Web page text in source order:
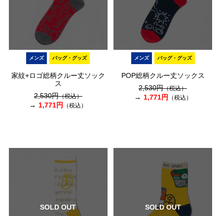
メンズ バッグ・グッズ
家紋+ロゴ総柄クルー丈ソック
ス
2,530円（税込）
1,771円 （税込）
メンズ バッグ・グッズ
POP総柄クルー丈ソックス
2,530円（税込）
1,771円 （税込）
SOLD OUT SOLD OUT